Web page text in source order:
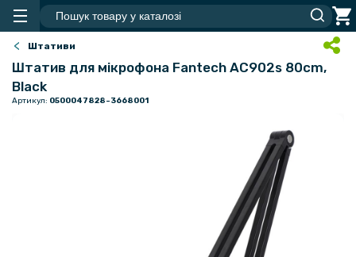
Штативи
Штатив для мікрофона Fantech AC902s 80cm,
Black
Артикул: 0500047828-3668001